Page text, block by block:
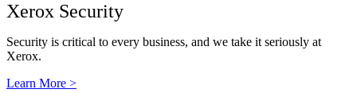
Xerox Security
Security is critical to every business, and we take it seriously at
Xerox.
Learn More >